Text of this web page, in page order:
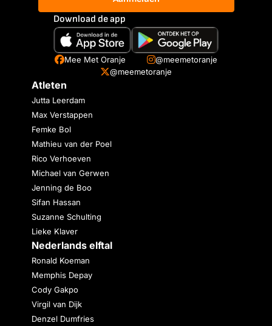
Download de app
Mee Met Oranje
@meemetoranje
@meemetoranje
Atleten
Jutta Leerdam
Max Verstappen
Femke Bol
Mathieu van der Poel
Rico Verhoeven
Michael van Gerwen
Jenning de Boo
Sifan Hassan
Suzanne Schulting
Lieke Klaver
Nederlands elftal
Ronald Koeman
Memphis Depay
Cody Gakpo
Virgil van Dijk
Denzel Dumfries